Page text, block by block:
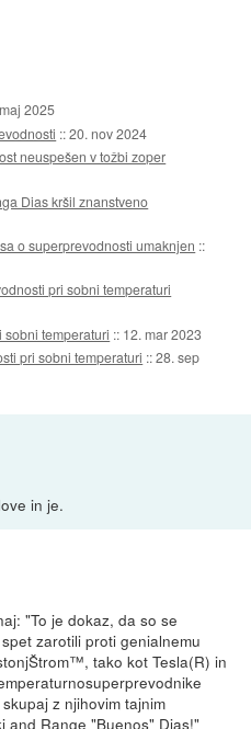
2025
::20. nov 2024
neuspešen v tožbi zoper
Dias kršil znanstveno
o superprevodnosti umaknjen ::
pri sobni temperaturi
sobni temperaturi :: 12. mar 2023
pri sobni temperaturi ::28. sep
in je.
"To je dokaz, da so se
zarotili proti genialnemu
tako kot Tesla(R) in
z njihovim tajnim
and Range "Buenos" Dias!"